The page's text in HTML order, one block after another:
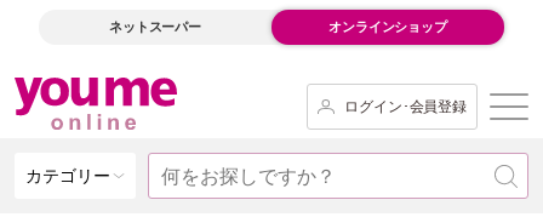
ネットスーパー オンラインショップ
ログイン･会員登録
カテゴリー